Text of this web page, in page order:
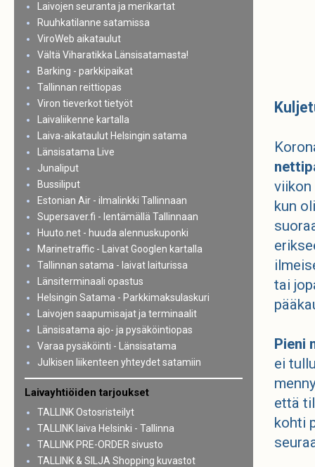
kun
tai
Pieni
ei
että
kohti
Laivojen seuranta ja merikartat
Ruuhkatilanne satamissa
ViroWeb aikataulut
Vältä Viharatikka Länsisatamasta!
Barking - parkkipaikat
Tallinnan reittiopas
Viron tieverkot tietyöt
Laivaliikenne kartalla
Laiva-aikataulut Helsingin satama
Länsisatama Live
Junaliput
Bussiliput
Estonian Air - ilmalinkki Tallinnaan
Supersaver.fi - lentämällä Tallinnaan
Huuto.net - huuda alennuskuponki
Marinetraffic - Laivat Googlen kartalla
Tallinnan satama - laivat laiturissa
Länsiterminaali opastus
Helsingin Satama - Parkkimaksulaskuri
Laivojen saapumisajat ja terminaalit
Länsisatama ajo- ja pysäköintiopas
Varaa pysäköinti - Länsisatama
Julkisen liikenteen yhteydet satamiin
Laivayhtiöiden tarjoukset
TALLINK Ostosristeilyt
TALLINK laiva Helsinki - Tallinna
TALLINK PRE-ORDER sivusto
TALLINK & SILJA Shopping kuvastot